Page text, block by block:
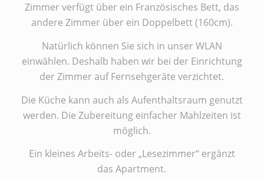
Zimmer verfügt über ein Französisches Bett, das
andere Zimmer über ein Doppelbett (160cm).
Natürlich können Sie sich in unser WLAN
einwählen. Deshalb haben wir bei der Einrichtung
der Zimmer auf Fernsehgeräte verzichtet.
Die Küche kann auch als Aufenthaltsraum genutzt
werden. Die Zubereitung einfacher Mahlzeiten ist
möglich.
Ein kleines Arbeits- oder „Lesezimmer“ ergänzt
das Apartment.